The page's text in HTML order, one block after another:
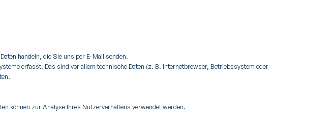
handeln, die Sie uns per E-Mail senden.
erfasst. Das sind vor allem technische Daten (z. B. Internetbrowser, Betriebssystem oder
können zur Analyse Ihres Nutzerverhaltens verwendet werden.